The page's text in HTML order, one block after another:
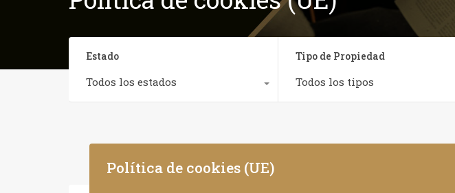
Estado
Todos los estados
Tipo de Propiedad
Todos los tipos
Política de cookies (UE)